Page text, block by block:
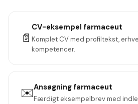
industri-kontrakter. Medlemskab giver
lønrådgivning, juridisk bistand og
vigtigt ved jobskifte til pharma.
📄
CV-eksempel farmaceut
Komplet CV med profiltekst,
kompetencer.
✉️Ansøgning farmaceut
Færdigt eksempelbrev med